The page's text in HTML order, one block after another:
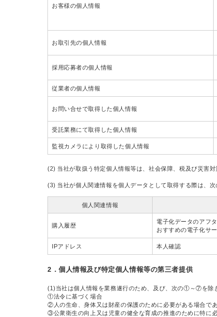
お客様の個人情報
お取引先の個人情報
採用応募者の個人情報
従業者の個人情報
お問い合せで取得した個人情報
受託業務にて取得した個人情報
監視カメラにより取得した個人情報
(2) 当社が取扱う特定個人情報等は、社会保障、税及び災害
(3) 当社が個人関連情報を個人データとして取得する際は、
個人関連情報
購入履歴
電子化データのアフ
おすすめの電子化サ
IPアドレス 本人確認
2．個人情報及び特定個人情報等の第三者提供
(1)当社は個人情報を業務遂行のため、及び、次の①～⑦を除
①法令に基づく場合
②人の生命、身体又は財産の保護のために必要がある場合で
③公衆衛生の向上又は児童の健全な育成の推進のために特に